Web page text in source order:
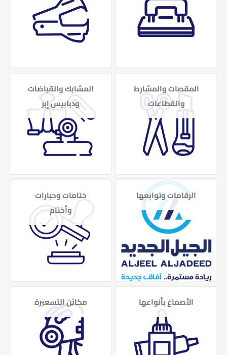
المشابك والقباضات
ودبابيس إبر
المقصات والمشارط
والقطاعات
ختامات وحبارات
وأختام
الرقامات وتوابعها
مكائن التسعيرة الأصماغ بأنواعها